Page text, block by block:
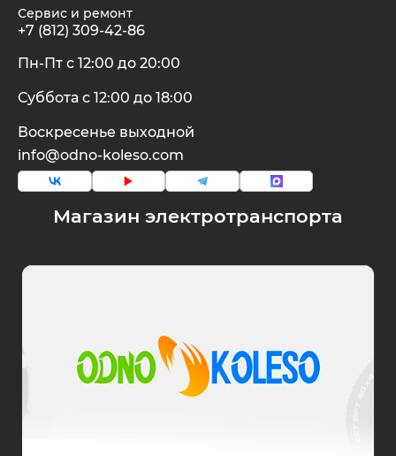
Магазин электротранспорта
Сервис и ремонт
+7 (812) 309-42-86
Пн-Пт с 12:00 до 20:00
Суббота с 12:00 до 18:00
Воскресенье выходной
info@odno-koleso.com